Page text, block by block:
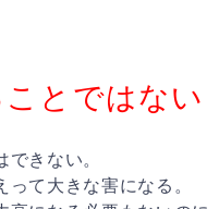
とではない
きない。
て大きな害になる。